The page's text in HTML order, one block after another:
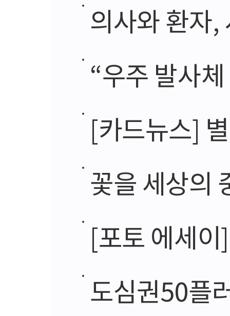
의사와 환자
“우주 발사체
[카드뉴스]
꽃을 세상의
[포토 에세
도심권50플러스